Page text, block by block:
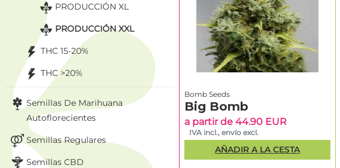
Bomb Seeds
Big Bomb
a partir de 44.90 EUR
IVA incl., envío excl.
AÑADIR A LA CESTA
PRODUCCIÓN XL
PRODUCCIÓN XXL
THC 15-20%
THC >20%
Semillas De Marihuana
Autoflorecientes
Semillas Regulares
Semillas CBD